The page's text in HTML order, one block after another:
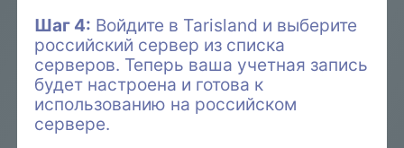
Шаг 4: Войдите в Tarisland и выберите
российский сервер из списка
серверов. Теперь ваша учетная запись
будет настроена и готова к
использованию на российском
сервере.